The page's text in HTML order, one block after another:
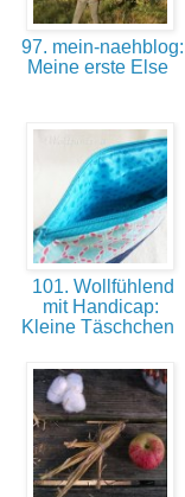
97. mein-naehblog:
Meine erste Else
101. Wollfühlend
mit Handicap:
Kleine Täschchen